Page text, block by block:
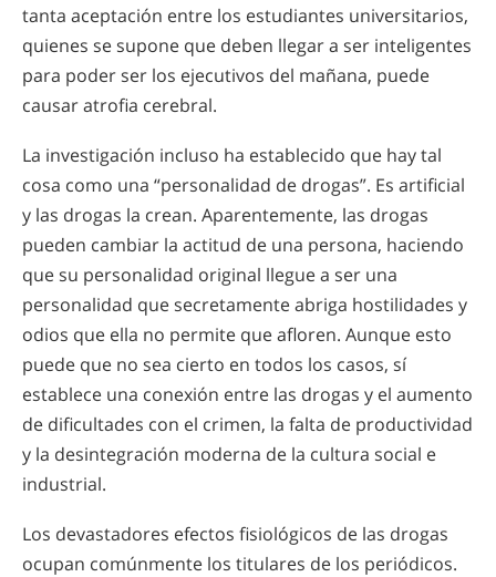
tanta aceptación entre los estudiantes universitarios,
quienes se supone que deben llegar a ser inteligentes
para poder ser los ejecutivos del mañana, puede
causar atrofia cerebral.
La investigación incluso ha establecido que hay tal
cosa como una “personalidad de drogas”. Es artificial
y las drogas la crean. Aparentemente, las drogas
pueden cambiar la actitud de una persona, haciendo
que su personalidad original llegue a ser una
personalidad que secretamente abriga hostilidades y
odios que ella no permite que afloren. Aunque esto
puede que no sea cierto en todos los casos, sí
establece una conexión entre las drogas y el aumento
de dificultades con el crimen, la falta de productividad
y la desintegración moderna de la cultura social e
industrial.
Los devastadores efectos fisiológicos de las drogas
ocupan comúnmente los titulares de los periódicos.